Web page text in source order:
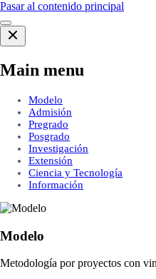
Pasar al contenido principal
Main menu
Modelo
Admisión
Pregrado
Posgrado
Investigación
Extensión
Ciencia y Tecnología
Información
Modelo
Metodología por proyectos con